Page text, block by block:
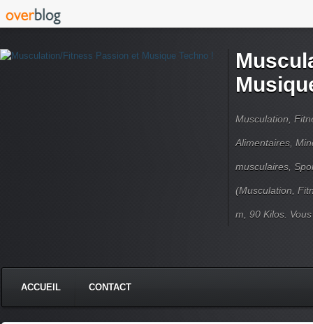
Musculation,
Alimentaires,
musculaires,
(Musculation,
m, 90 Kilos.
ACCUEIL CONTACT